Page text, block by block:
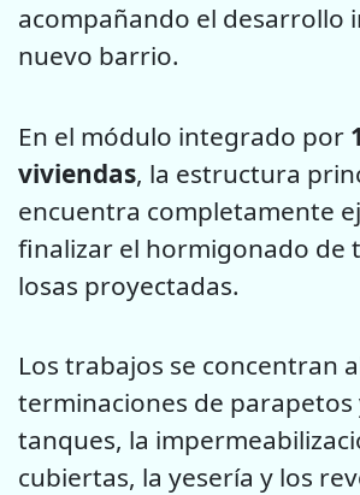
acompañando el desarrollo
nuevo barrio.
En el módulo integrado por
viviendas, la estructura
encuentra completamente
finalizar el hormigonado de
losas proyectadas.
Los trabajos se concentran
terminaciones de parapetos
tanques, la
cubiertas, la yesería y los